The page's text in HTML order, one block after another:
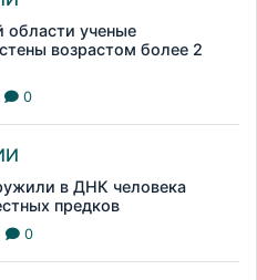
области ученые
возрастом более 2
0
в ДНК человека
предков
0